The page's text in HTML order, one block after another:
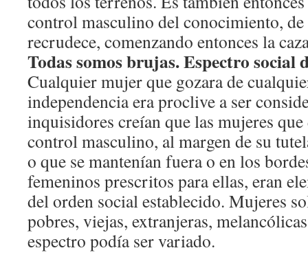
control masculino del conocimiento, de
recrudece, comenzando entonces la
Todas somos brujas. Espectro social
Cualquier mujer que gozara de
independencia era proclive a ser
inquisidores creían que las mujeres
control masculino, al margen de su
o que se mantenían fuera o en los
femeninos prescritos para ellas, eran
del orden social establecido. Mujeres
pobres, viejas, extranjeras,
espectro podía ser variado.